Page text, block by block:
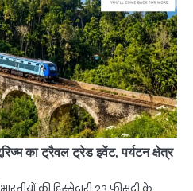
का ट्रैवल ट्रेड इवेंट, पर्यटन क्षेत्र